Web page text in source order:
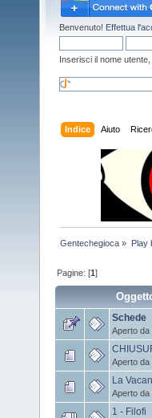
Benvenuto! Effettua
Inserisci il nome
Indice Aiuto
Gentechegioca » Play
Pagine: [1]
Schede
Aperto da
Aperto da
La
Aperto da
1 - Filofi